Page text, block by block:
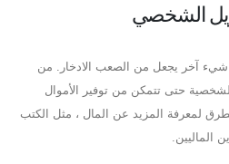
الشخصي
آخر يجعل من الصعب الادخار. من
حتى تتمكن من توفير الأموال
لمعرفة المزيد عن المال ، مثل الكتب
الماليين.